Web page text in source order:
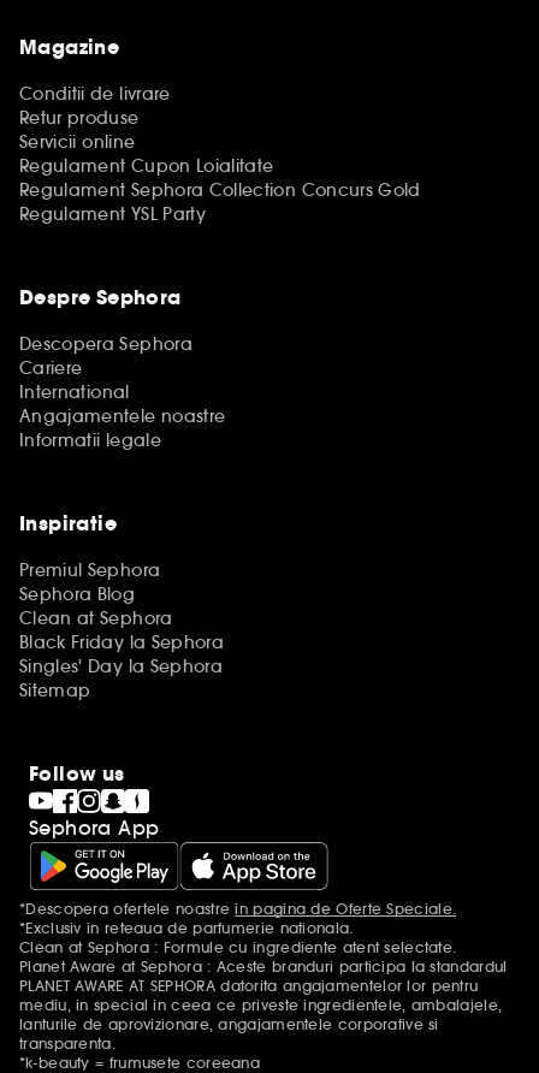
Magazine
Conditii de livrare
Retur produse
Servicii online
Regulament Cupon Loialitate
Regulament Sephora Collection Concurs Gold
Regulament YSL Party
Despre Sephora
Descopera Sephora
Cariere
International
Angajamentele noastre
Informatii legale
Inspiratie
Premiul Sephora
Sephora Blog
Clean at Sephora
Black Friday la Sephora
Singles' Day la Sephora
Sitemap
Follow us
Sephora App
Mentiuni aditionale
*Descopera ofertele noastrein pagina de Oferte Speciale.
*Exclusiv in reteaua de parfumerie nationala.
Clean at Sephora : Formule cu ingrediente atent selectate.
Planet Aware at Sephora : Aceste branduri participa la standardul
PLANET AWARE AT SEPHORA datorita angajamentelor lor pentru
mediu, in special in ceea ce priveste ingredientele, ambalajele,
lanturile de aprovizionare, angajamentele corporative si
transparenta.
*k-beauty = frumusete coreeana